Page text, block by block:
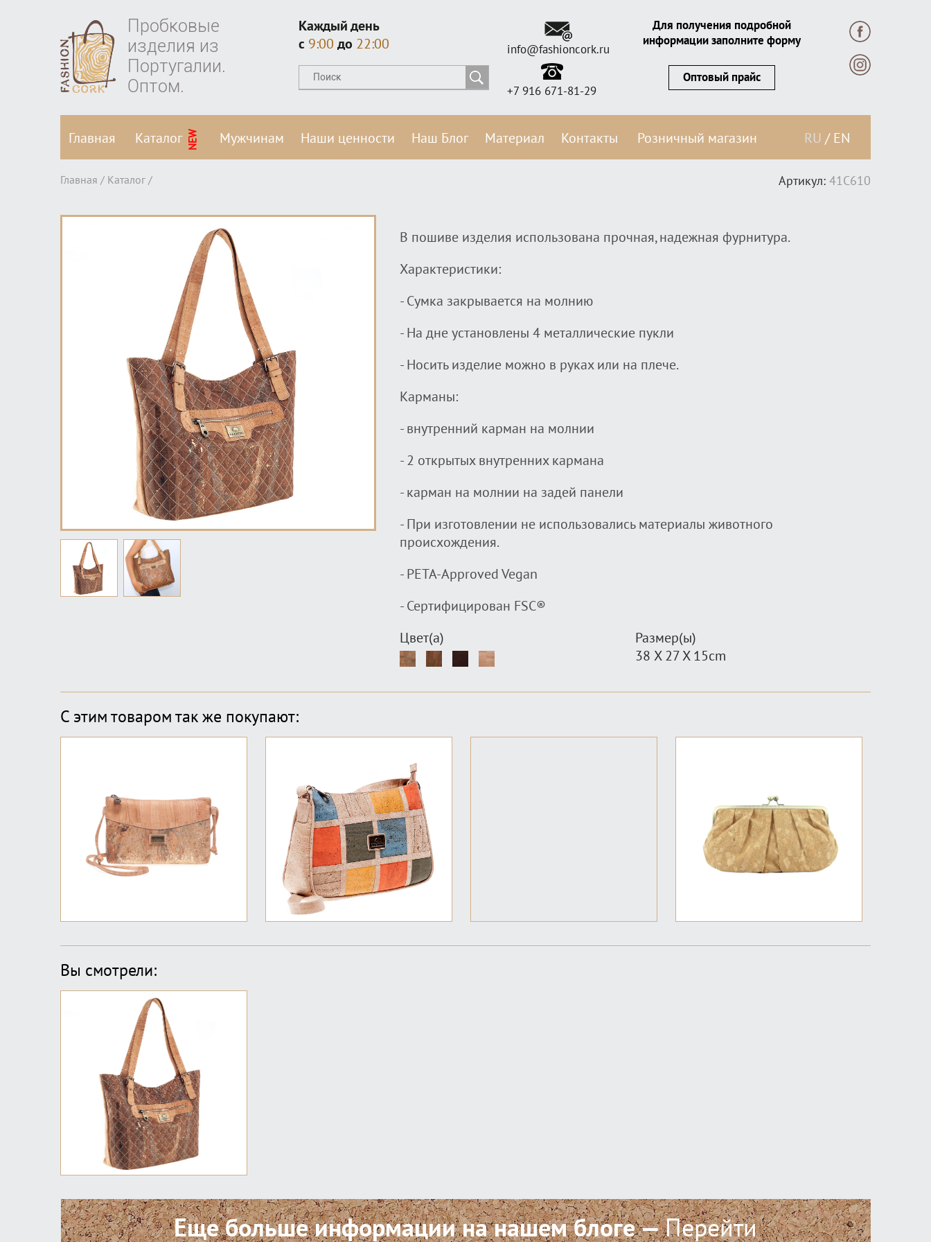
Пробковые
изделия из
Португалии.
Оптом.
Каждый день
c 9:00 до 22:00 info@fashioncork.ru
+7 916 671-81-29
Для получения подробной
информации заполните форму
Оптовый прайс
Главная Каталог NEW Мужчинам Наши ценности Наш Блог Материал Контакты Розничный магазин RU / EN
Главная / Каталог / Артикул: 41C610
В пошиве изделия использована прочная, надежная фурнитура.
Характеристики:
- Сумка закрывается на молнию
- На дне установлены 4 металлические пукли
- Носить изделие можно в руках или на плече.
Карманы:
- внутренний карман на молнии
- 2 открытых внутренних кармана
- карман на молнии на задей панели
- При изготовлении не использовались материалы животного
происхождения.
- PETA-Approved Vegan
- Сертифицирован FSC®
Цвет(а)
Размер(ы)
38 X 27 X 15cm
С этим товаром так же покупают:
Вы смотрели:
Еще больше информации на нашем блоге —Перейти